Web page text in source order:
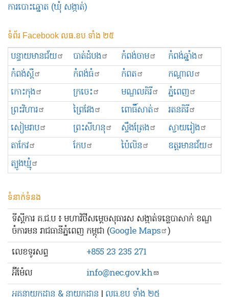
ការបោះឆ្នោត (ឃុំ សង្កាត់)
ទំព័រ Facebook លធ.ខប ទាំង ២៥
បន្ទាយមានជ័យ បាត់ដំបង កំពង់ចាម
កំពង់ឆ្នាំង
កំពង់ស្ពឺ
កំពង់ធំ កំពត
កណ្ដាល
កោះកុង
ក្រចេះ មណ្ឌលគិរី
ភ្នំពេញ
ព្រះ​វិហារ
ព្រៃវែង ពោធិ៍សាត់
រតនគិរី
សៀមរាប
ព្រះសីហនុ ស្ទឹងត្រែង
ស្វាយរៀង
តាកែវ
កែប ប៉ៃលិន
ឧត្ដរមានជ័យ
ត្បូងឃ្មុំ
ទំនាក់ទំនង
ទីស្ដីការ គ.ជ.ប ៖ មហាវិថីសម្ដេចសុធារស សង្កាត់ទន្លេបាសាក់ ខណ្ឌ
ចំការមន រាជធានីភ្នំពេញ កម្ពុជា (Google Maps )
លេខ​ទូរសព្ទ
+855 23 235 271
អ៊ីម៉ែល
info@nec.gov.kh
អគ្គនាយកដ្ឋាន & នាយកដ្ឋាន | លធ.ខប ទាំង ២៥